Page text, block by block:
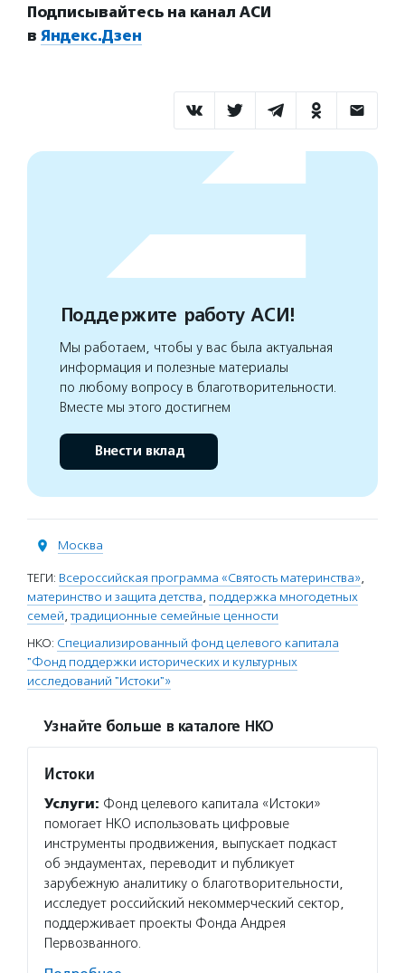
Подписывайтесь на канал АСИ
в Яндекс.Дзен
Поддержите работу АСИ!
Мы работаем, чтобы у вас была актуальная
информация и полезные материалы
по любому вопросу в благотворительности.
Вместе мы этого достигнем
Внести вклад
Москва
ТЕГИ: Всероссийская программа «Святость материнства»,
материнство и защита детства, поддержка многодетных
семей,традиционные семейные ценности
НКО: Специализированный фонд целевого капитала
"Фонд поддержки исторических и культурных
исследований "Истоки"»
Узнайте больше в каталоге НКО
Истоки
Услуги: Фонд целевого капитала «Истоки»
помогает НКО использовать цифровые
инструменты продвижения, выпускает подкаст
об эндаументах, переводит и публикует
зарубежную аналитику о благотворительности,
исследует российский некоммерческий сектор,
поддерживает проекты Фонда Андрея
Первозванного.